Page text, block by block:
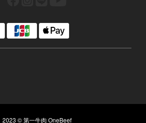
2023 © 第一牛肉 OneBeef